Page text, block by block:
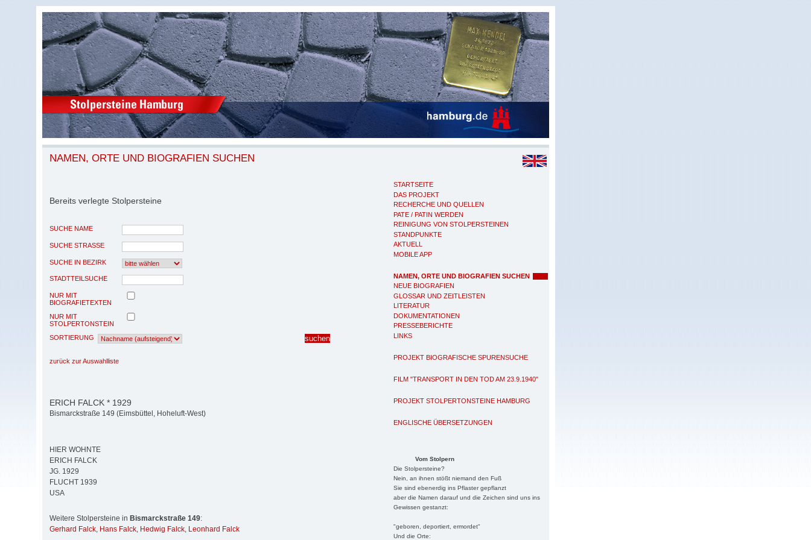
STARTSEITE
DAS PROJEKT
RECHERCHE UND QUELLEN
PATE / PATIN WERDEN
REINIGUNG VON STOLPERSTEINEN
STANDPUNKTE
AKTUELL
MOBILE APP
NAMEN, ORTE UND BIOGRAFIEN SUCHEN
NEUE BIOGRAFIEN
GLOSSAR UND ZEITLEISTEN
LITERATUR
DOKUMENTATIONEN
PRESSEBERICHTE
LINKS
PROJEKT BIOGRAFISCHE SPURENSUCHE
FILM "TRANSPORT IN DEN TOD AM 23.9.1940"
PROJEKT STOLPERTONSTEINE HAMBURG
ENGLISCHE ÜBERSETZUNGEN
Vom Stolpern
Die Stolpersteine?
Nein, an ihnen stößt niemand den Fuß
Sie sind ebenerdig ins Pflaster gepflanzt
aber die Namen darauf und die Zeichen sind uns ins
Gewissen gestanzt:
"geboren, deportiert, ermordet"
Und die Orte:
NAMEN, ORTE UND BIOGRAFIEN SUCHEN
Bereits verlegte Stolpersteine
SUCHE NAME
SUCHE STRASSE
SUCHE IN BEZIRK
STADTTEILSUCHE
NUR MIT
BIOGRAFIETEXTEN
NUR MIT
STOLPERTONSTEIN
SORTIERUNG
zurück zur Auswahlliste
ERICH FALCK * 1929
Bismarckstraße 149 (Eimsbüttel, Hoheluft-West)
HIER WOHNTE
ERICH FALCK
JG. 1929
FLUCHT 1939
USA
Weitere Stolpersteine in Bismarckstraße 149:
Gerhard Falck, Hans Falck, Hedwig Falck, Leonhard Falck